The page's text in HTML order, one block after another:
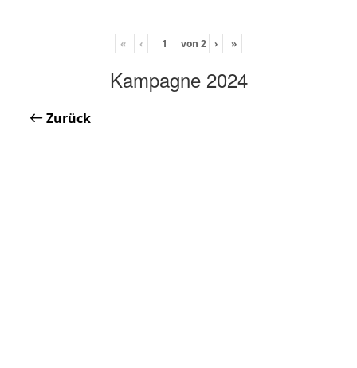
« ‹ von 2 › »
Kampagne 2024
Zurück